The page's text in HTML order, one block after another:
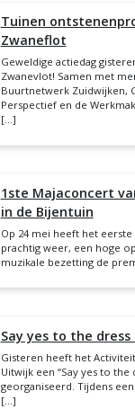
Tuinen
Zwaneflot
Geweldige actiedag
Zwanevlot! Samen met
Buurtnetwerk Zuidwijken,
Perspectief en de
[…]
1ste Majaconcert
in de Bijentuin
Op 24 mei heeft het
prachtig weer, een hoge
muzikale bezetting de
Say yes to the
Gisteren heeft het
Uitwijk een “Say yes to the
georganiseerd. Tijdens
[…]